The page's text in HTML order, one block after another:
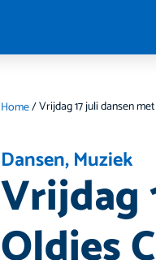
Home/
Dansen,Muziek
Vrijdag